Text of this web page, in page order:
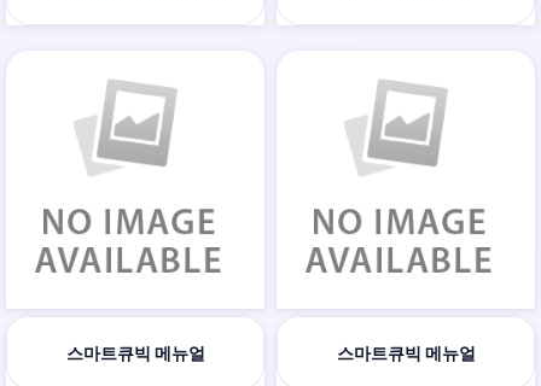
스마트큐빅 메뉴얼 스마트큐빅 메뉴얼